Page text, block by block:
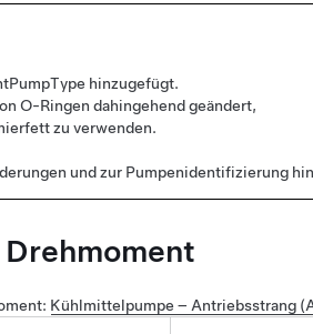
hinzugefügt.
O-Ringen dahingehend geändert,
zu verwenden.
und zur Pumpenidentifizierung
: Kühlmittelpumpe – Antriebsstrang